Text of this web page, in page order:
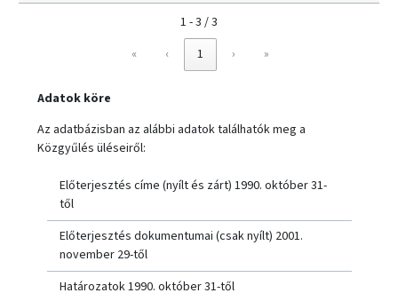
1 - 3 / 3
«
‹ 1 › »
Adatok köre
Az adatbázisban az alábbi adatok találhatók meg a
Közgyűlés üléseiről:
Előterjesztés címe (nyílt és zárt) 1990. október 31-
től
Előterjesztés dokumentumai (csak nyílt) 2001.
november 29-től
Határozatok 1990. október 31-től